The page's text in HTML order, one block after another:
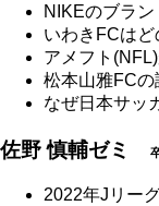
NIKEのブラ
いわきFCは
アメフト
松本山雅FC
なぜ日本サッ
佐野 慎輔ゼミ
2022年Jリー